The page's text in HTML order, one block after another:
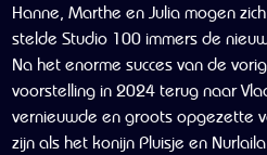
Hanne, Marthe en Julia mogen
stelde Studio 100 immers de
Na het enorme succes van de
voorstelling in 2024 terug naar
vernieuwde en groots opgezette
zijn als het konijn Pluisje en